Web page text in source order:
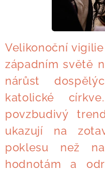
Velikonoční
západním světě
nárůst
katolické
povzbudivý
ukazují na
poklesu než
hodnotám a